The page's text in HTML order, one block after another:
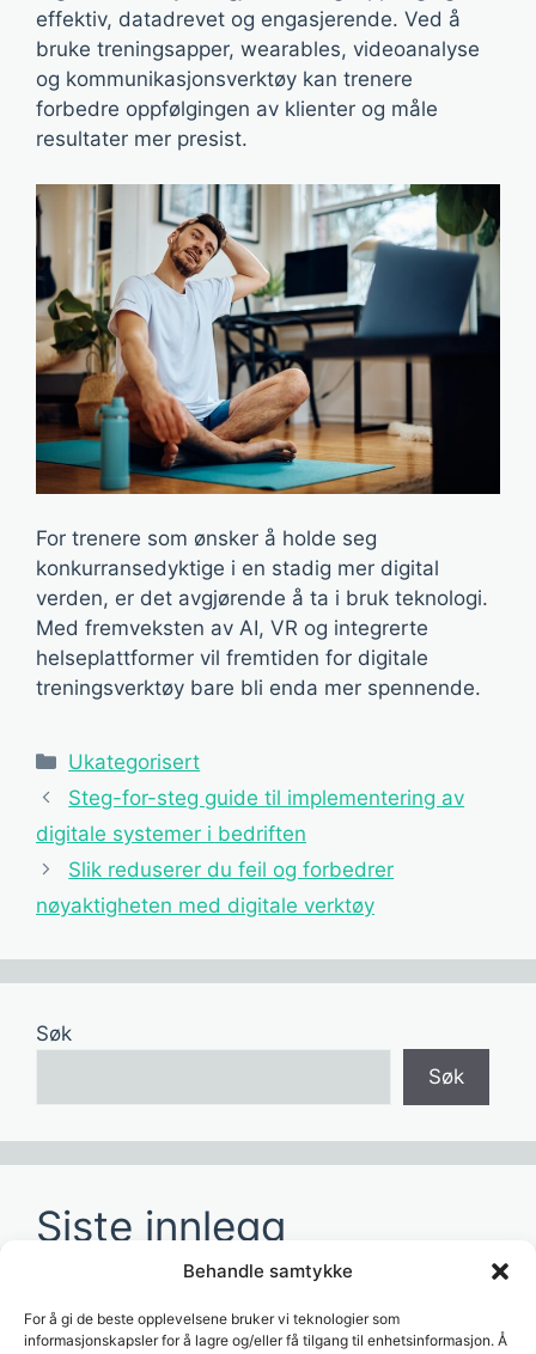
Behandle samtykke
For å gi de beste opplevelsene bruker vi teknologier som
informasjonskapsler for å lagre og/eller få tilgang til enhetsinformasjon. Å
effektiv, datadrevet og engasjerende. Ved å
bruke treningsapper, wearables, videoanalyse
og kommunikasjonsverktøy kan trenere
forbedre oppfølgingen av klienter og måle
resultater mer presist.
For trenere som ønsker å holde seg
konkurransedyktige i en stadig mer digital
verden, er det avgjørende å ta i bruk teknologi.
Med fremveksten av AI, VR og integrerte
helseplattformer vil fremtiden for digitale
treningsverktøy bare bli enda mer spennende.
Kategorier
Ukategorisert
Steg-for-steg guide til implementering av
digitale systemer i bedriften
Slik reduserer du feil og forbedrer
nøyaktigheten med digitale verktøy
Søk
Søk
Siste innlegg
rapporter?